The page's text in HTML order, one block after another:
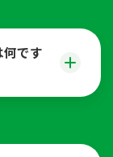
です